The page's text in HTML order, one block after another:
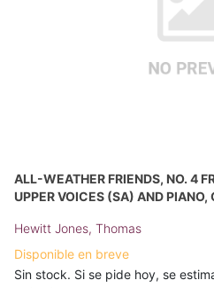
ALL-WEATHER FRIENDS, NO. 4
UPPER VOICES (SA) AND PIANO,
Hewitt Jones, Thomas
Disponible en breve
Sin stock. Si se pide hoy, se